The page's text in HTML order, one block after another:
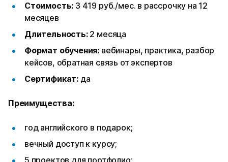
Стоимость: 3 419 руб./мес. в рассрочку на 12
месяцев
Длительность: 2 месяца
Формат обучения: вебинары, практика, разбор
кейсов, обратная связь от экспертов
Сертификат: да
Преимущества:
год английского в подарок;
вечный доступ к курсу;